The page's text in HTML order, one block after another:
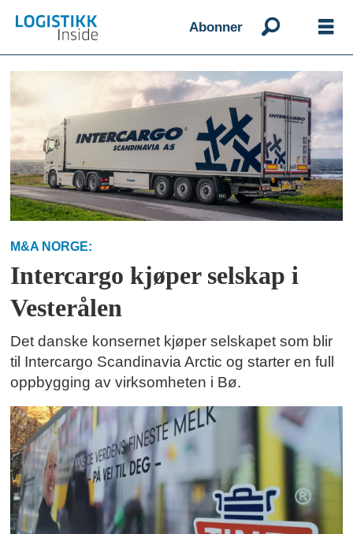
Abonner
Emne:
intercargo
M&A NORGE:
Intercargo kjøper selskap i
Vesterålen
Det danske konsernet kjøper selskapet som blir
til Intercargo Scandinavia Arctic og starter en full
oppbygging av virksomheten i Bø.